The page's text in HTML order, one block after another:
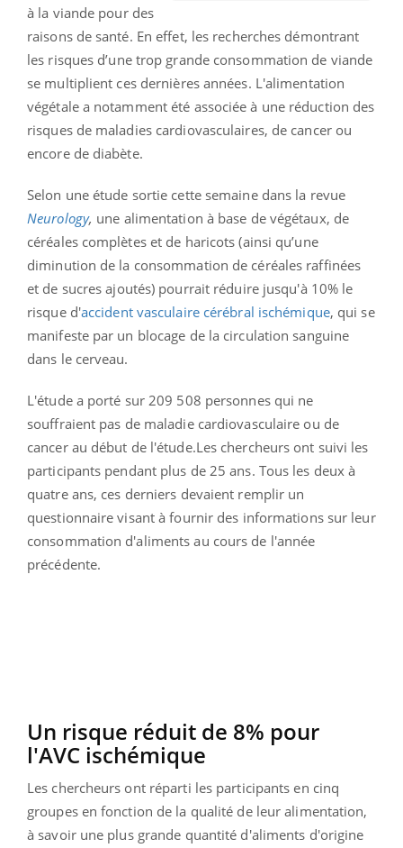
à la viande pour des
raisons de santé. En effet, les recherches démontrant
les risques d’une trop grande consommation de viande
se multiplient ces dernières années. L'alimentation
végétale a notamment été associée à une réduction des
risques de maladies cardiovasculaires, de cancer ou
encore de diabète.
Selon une étude sortie cette semaine dans la revue
Neurology, une alimentation à base de végétaux, de
céréales complètes et de haricots (ainsi qu’une
diminution de la consommation de céréales raffinées
et de sucres ajoutés) pourrait réduire jusqu'à 10% le
risque d'accident vasculaire cérébral ischémique, qui se
manifeste par un blocage de la circulation sanguine
dans le cerveau.
L'étude a porté sur 209 508 personnes qui ne
souffraient pas de maladie cardiovasculaire ou de
cancer au début de l'étude.Les chercheurs ont suivi les
participants pendant plus de 25 ans. Tous les deux à
quatre ans, ces derniers devaient remplir un
questionnaire visant à fournir des informations sur leur
consommation d'aliments au cours de l'année
précédente.
Un risque réduit de 8% pour
l'AVC ischémique
Les chercheurs ont réparti les participants en cinq
groupes en fonction de la qualité de leur alimentation,
à savoir une plus grande quantité d'aliments d'origine